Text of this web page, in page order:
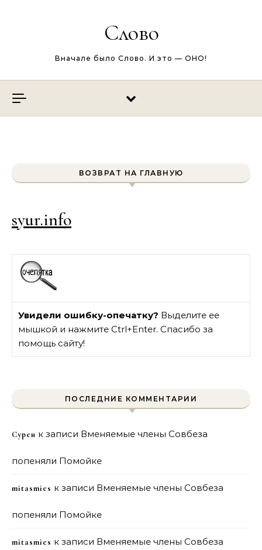
Слово
Вначале было Слово. И это — ОНО!
ВОЗВРАТ НА ГЛАВНУЮ
syur.info
Увидели ошибку-опечатку? Выделите ее
мышкой и нажмите Ctrl+Enter. Спасибо за
помощь сайту!
ПОСЛЕДНИЕ КОММЕНТАРИИ
Сурен к записи Вменяемые члены Совбеза
попеняли Помойке
mitasmies к записи Вменяемые члены Совбеза
попеняли Помойке
mitasmies к записи Вменяемые члены Совбеза